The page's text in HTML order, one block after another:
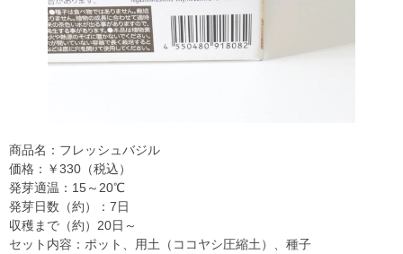
商品名：フレッシュバジル
価格：￥330（税込）
発芽適温：15～20℃
発芽日数（約）：7日
収穫まで（約）20日～
セット内容：ポット、用土（ココヤシ圧縮土）、種子